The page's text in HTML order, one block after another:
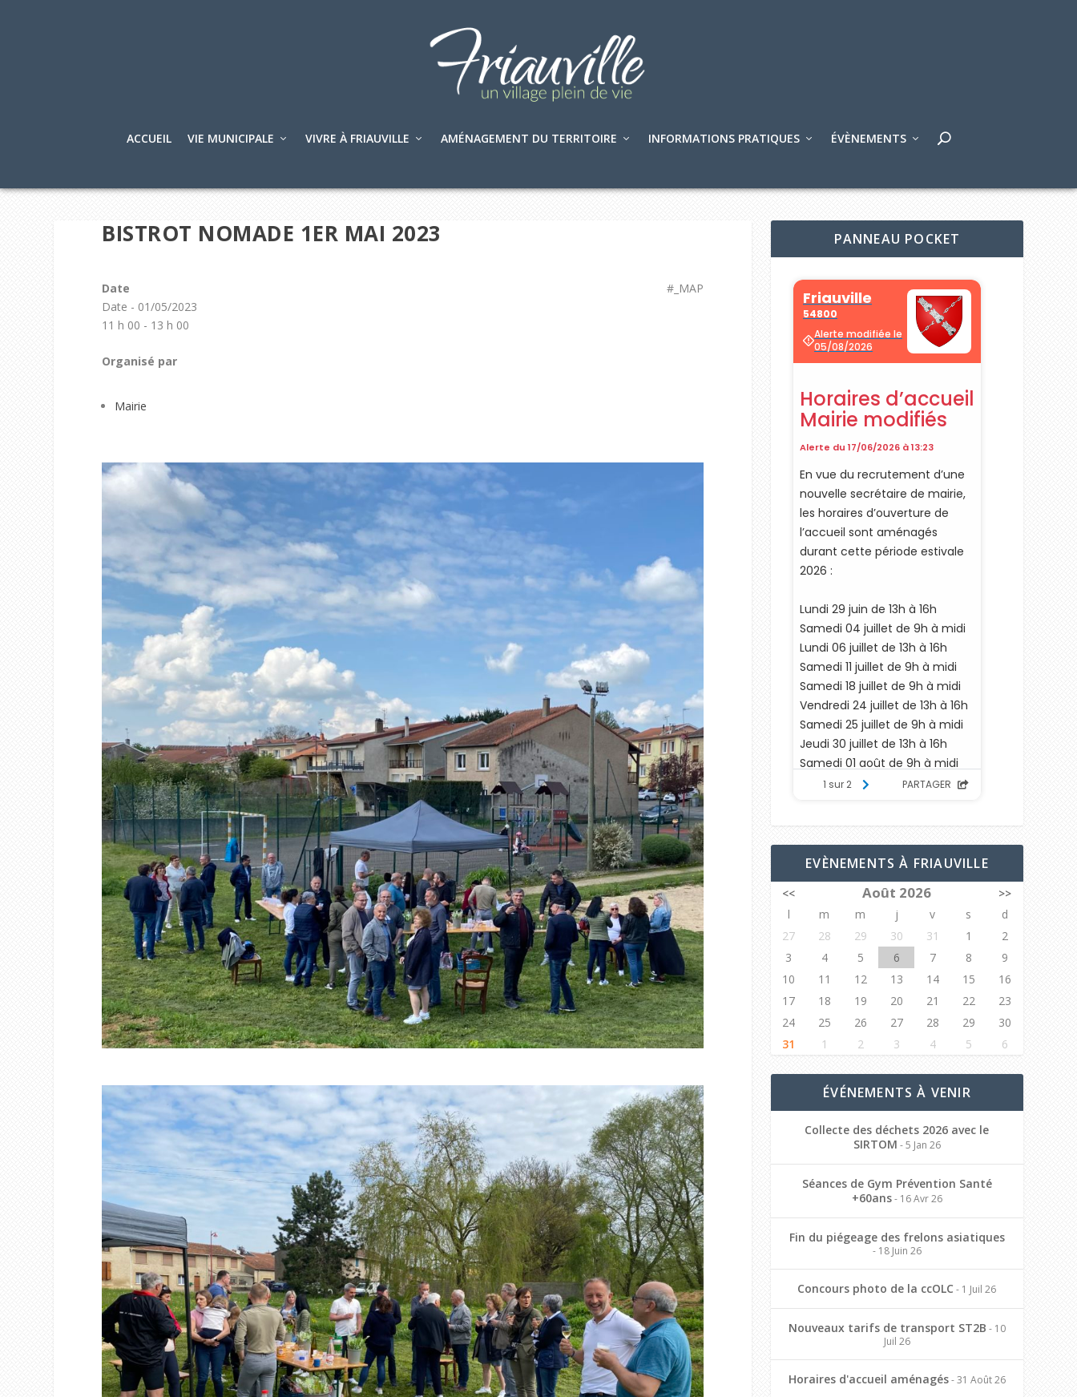
ACCUEIL VIE MUNICIPALE VIVRE À FRIAUVILLE AMÉNAGEMENT DU TERRITOIRE INFORMATIONS PRATIQUES ÉVÈNEMENTS
BISTROT NOMADE 1ER MAI 2023
#_MAP
Date
Date - 01/05/2023
11 h 00 - 13 h 00
Organisé par
Mairie
PANNEAU POCKET
EVÈNEMENTS À FRIAUVILLE
<< Août 2026
>>
l
m m j v s
d
27
28 29 30 31 1
2
3
4 5 6 7 8
9
10
11 12 13 14 15
16
17
18 19 20 21 22
23
24
25 26 27 28 29
30
31
1 2 3 4 5 6
ÉVÉNEMENTS À VENIR
Collecte des déchets 2026 avec le
SIRTOM - 5 Jan 26
Séances de Gym Prévention Santé
+60ans- 16 Avr 26
Fin du piégeage des frelons asiatiques
- 18 Juin 26
Concours photo de la ccOLC - 1 Juil 26
Nouveaux tarifs de transport ST2B - 10
Juil 26
Horaires d'accueil aménagés- 31 Août 26